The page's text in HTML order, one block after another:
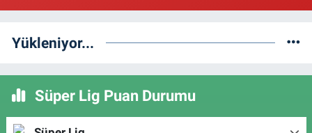
Engin Eczanesi
0 (224) 232 04 02 Yol Tarifi Al
Altınoluk Eczanesi
Yükleniyor...
Süper Lig Puan Durumu